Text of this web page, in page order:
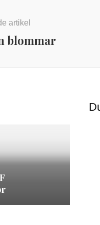
artikel
blommar